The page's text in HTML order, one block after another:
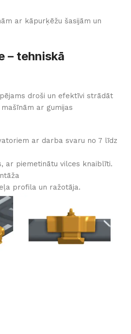
ar kāpurķēžu šasijām un
– tehniskā
droši un efektīvi strādāt
ar gumijas
ar darba svaru no 7 līdz
ar piemetinātu vilces knaiblīti.
profila un ražotāja.